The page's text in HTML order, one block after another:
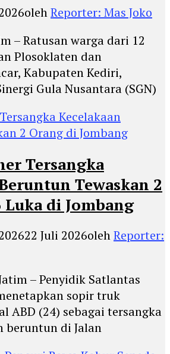
olehReporter: Mas Joko
– Ratusan warga dari 12
Plosoklaten dan
Kabupaten Kediri,
Gula Nusantara (SGN)
Tersangka
Tewaskan 2
Luka di Jombang
22 Juli 2026olehReporter:
– Penyidik Satlantas
sopir truk
ABD (24) sebagai tersangka
beruntun di Jalan